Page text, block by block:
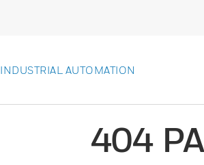
INDUSTRIAL AUTOMATION
404